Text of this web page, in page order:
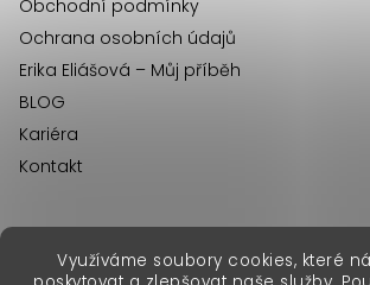
Využíváme soubory cookies, které
Obchodní podmínky
Ochrana osobních údajů
Erika Eliášová – Můj příběh
BLOG
Kariéra
Kontakt
erikafashion.sk